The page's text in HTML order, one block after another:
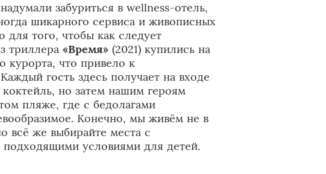
забуриться в wellness-отель,
шикарного сервиса и живописных
для того, чтобы как следует
триллера «Время» (2021) купились на
курорта, что привело к
гость здесь получает на входе
но затем нашим героям
пляже, где с бедолагами
Конечно, мы живём не в
всё же выбирайте места с
условиями для детей.